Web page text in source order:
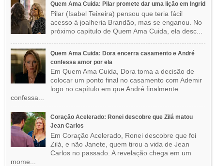
Quem Ama Cuida: Pilar promete dar uma lição em Ingrid
Pilar (Isabel Teixeira) pensou que teria fácil
acesso à joalheria Brandão, mas se enganou. No
próximo capítulo de Quem Ama Cuida, ela desc...
Quem Ama Cuida: Dora encerra casamento e André
confessa amor por ela
Em Quem Ama Cuida, Dora toma a decisão de
colocar um ponto final no casamento com Ademir
logo no capítulo em que André finalmente
confessa...
Coração Acelerado: Ronei descobre que Zilá matou
Jean Carlos
Em Coração Acelerado, Ronei descobre que foi
Zilá, e não Janete, quem tirou a vida de Jean
Carlos no passado. A revelação chega em um
mome...